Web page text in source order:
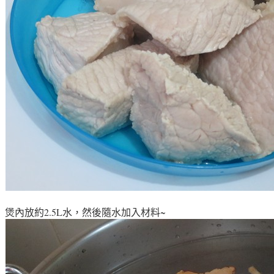
煲內放約2.5L水，然後隨水加入材料~